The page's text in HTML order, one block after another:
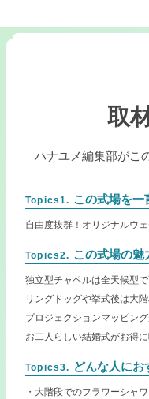
取
ハナユメ編集部がこ
Topics1. この式場を一
自由度抜群！オリジナルウ
Topics2. この式場の魅
独立型チャペルは全天候型
リングドッグや挙式後は大
プロジェクションマッピン
お二人らしい結婚式がお得
Topics3. どんな人にお
・大階段でのフラワーシャ